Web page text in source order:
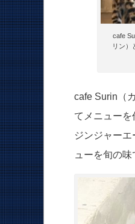
cafe
リン）
cafe Surin（
てメニューを
ジンジャー
ューを旬の味